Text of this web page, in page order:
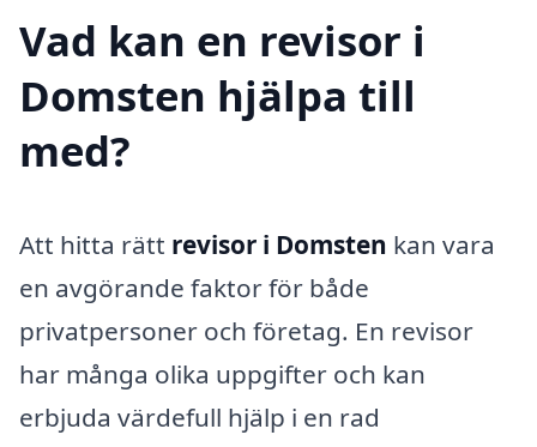
Vad kan en revisor i
Domsten hjälpa till
med?
Att hitta rätt revisor i Domsten kan vara
en avgörande faktor för både
privatpersoner och företag. En revisor
har många olika uppgifter och kan
erbjuda värdefull hjälp i en rad